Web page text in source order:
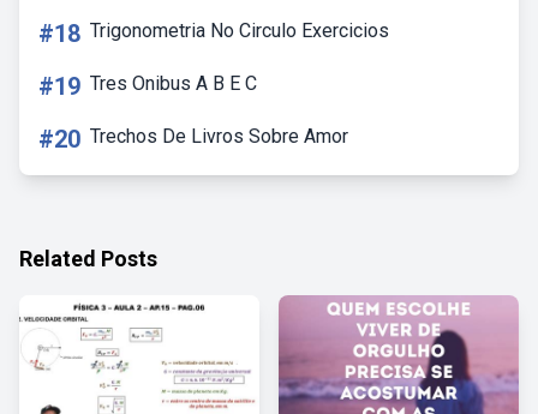
#18 Trigonometria No Circulo Exercicios
#19 Tres Onibus A B E C
#20 Trechos De Livros Sobre Amor
Related Posts